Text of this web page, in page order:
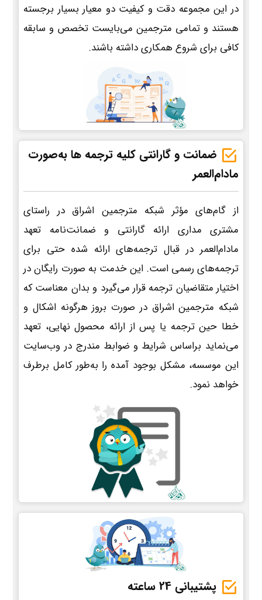
در این مجموعه دقت و کیفیت دو معیار بسیار برجسته
هستند و تمامی مترجمین می‌بایست تخصص و سابقه
کافی برای شروع همکاری داشته باشند.
ضمانت و گارانتی کلیه ترجمه ها به‌صورت
مادام‌العمر
از گام‌های مؤثر شبکه مترجمین اشراق در راستای
مشتری مداری ارائه گارانتی و ضمانت‌نامه تعهد
مادام‌العمر در قبال ترجمه‌های ارائه شده حتی برای
ترجمه‌های رسمی است. این خدمت به صورت رایگان در
اختیار متقاضیان ترجمه قرار می‌گیرد و بدان معناست که
شبکه مترجمین اشراق در صورت بروز هرگونه اشکال و
خطا حین ترجمه یا پس از ارائه محصول نهایی، تعهد
می‌نماید براساس شرایط و ضوابط مندرج در وب‌سایت
این موسسه، مشکل بوجود آمده را به‌طور کامل برطرف
خواهد نمود.
پشتیبانی 24 ساعته